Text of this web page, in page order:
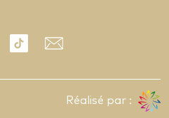
Réalisé par :